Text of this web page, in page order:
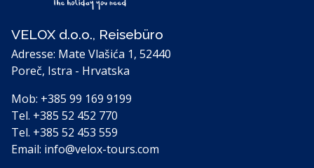
VELOX d.o.o., Reisebüro
Adresse: Mate Vlašića 1, 52440
Poreč, Istra - Hrvatska
Mob: +385 99 169 9199
Tel. +385 52 452 770
Tel. +385 52 453 559
Email: info@velox-tours.com